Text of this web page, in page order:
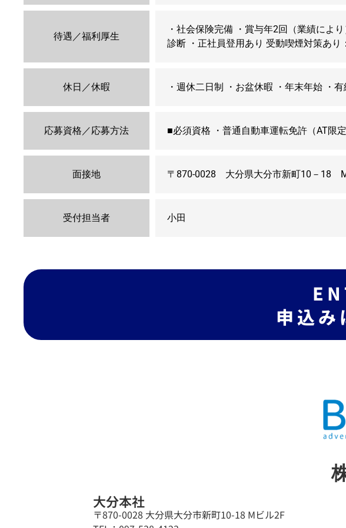
待遇／福利厚生
・社会保険完備 ・賞与年2回（業績によ
診断 ・正社員登用あり 受動喫煙対策あり
休日／休暇 ・週休二日制 ・お盆休暇 ・年末年始 ・
応募資格／応募方法 ■必須資格 ・普通自動車運転免許（AT限
面接地 〒870-0028 大分県大分市新町10－18
受付担当者 小田
申込み
大分本社
〒870-0028 大分県大分市新町10-18 Mビル2F